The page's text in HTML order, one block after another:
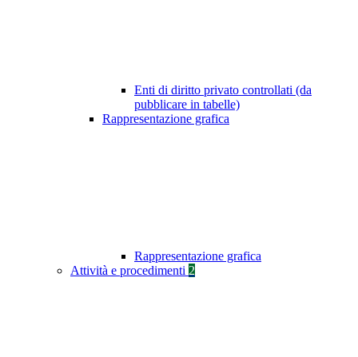
Enti di diritto privato controllati (da
pubblicare in tabelle)
Rappresentazione grafica
Rappresentazione grafica
Attività e procedimenti 2